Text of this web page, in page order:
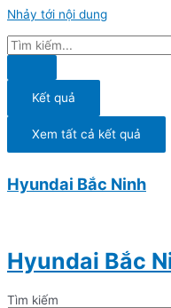
Nhảy tới nội dung
Kết quả
Xem tất cả kết quả
Hyundai Bắc Ninh
Hyundai Bắc
Tìm kiếm